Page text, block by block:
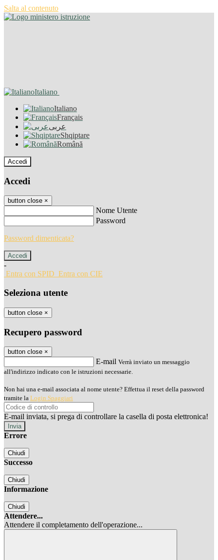
Salta al contenuto
Italiano
Italiano
Français
عربى
Shqiptare
Română
Accedi
Accedi
button close ×
Nome Utente
Password
Password dimenticata?
-
Entra con SPID Entra con CIE
Seleziona utente
button close ×
Recupero password
button close ×
E-mail Verrà inviato un messaggio
all'indirizzo indicato con le istruzioni necessarie.
Non hai una e-mail associata al nome utente? Effettua il reset della password
tramite la Login Spaggiari
E-mail inviata, si prega di controllare la casella di posta elettronica!
Errore
Chiudi
Successo
Chiudi
Informazione
Chiudi
Attendere...
Attendere il completamento dell'operazione...